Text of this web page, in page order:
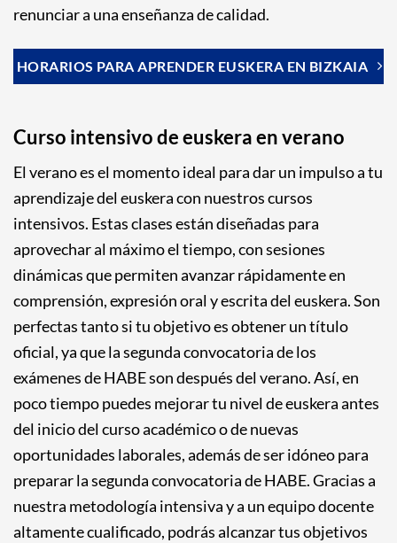
renunciar a una enseñanza de calidad.
HORARIOS PARA APRENDER EUSKERA EN BIZKAIA
Curso intensivo de euskera en verano
El verano es el momento ideal para dar un impulso a tu
aprendizaje del euskera con nuestros cursos
intensivos. Estas clases están diseñadas para
aprovechar al máximo el tiempo, con sesiones
dinámicas que permiten avanzar rápidamente en
comprensión, expresión oral y escrita del euskera. Son
perfectas tanto si tu objetivo es obtener un título
oficial, ya que la segunda convocatoria de los
exámenes de HABE son después del verano. Así, en
poco tiempo puedes mejorar tu nivel de euskera antes
del inicio del curso académico o de nuevas
oportunidades laborales, además de ser idóneo para
preparar la segunda convocatoria de HABE. Gracias a
nuestra metodología intensiva y a un equipo docente
altamente cualificado, podrás alcanzar tus objetivos